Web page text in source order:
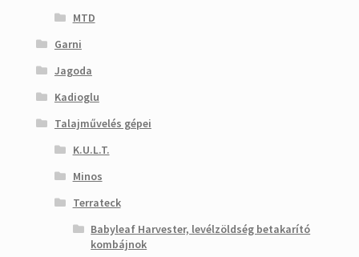
MTD
Garni
Jagoda
Kadioglu
Talajművelés gépei
K.U.L.T.
Minos
Terrateck
Babyleaf Harvester, levélzöldség betakarító
kombájnok